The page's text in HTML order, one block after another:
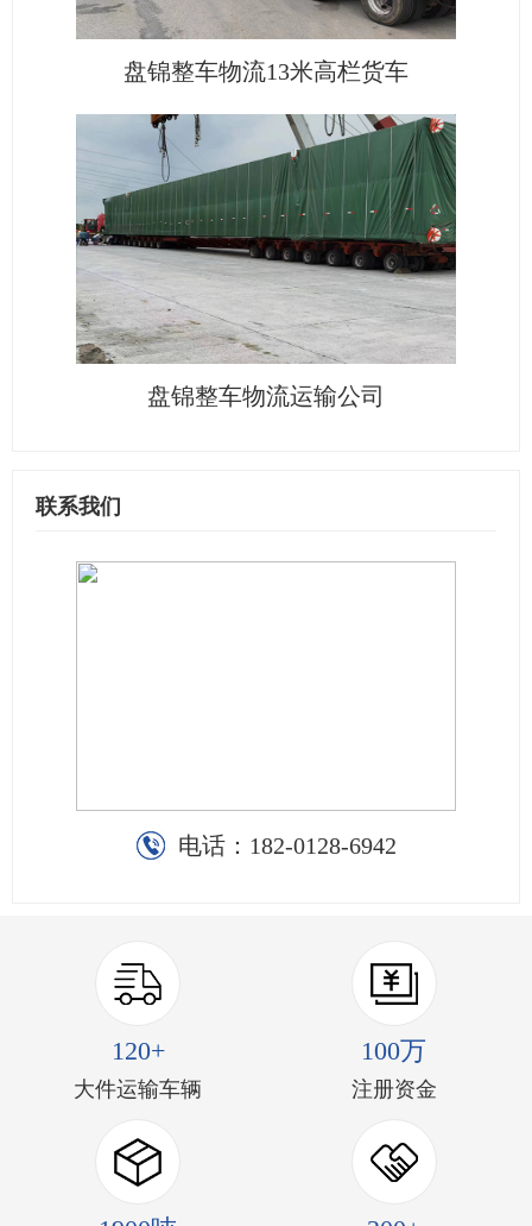
盘锦整车物流13米高栏货车
盘锦整车物流运输公司
联系我们
电话： 182-0128-6942
120+
大件运输车辆
100万
注册资金